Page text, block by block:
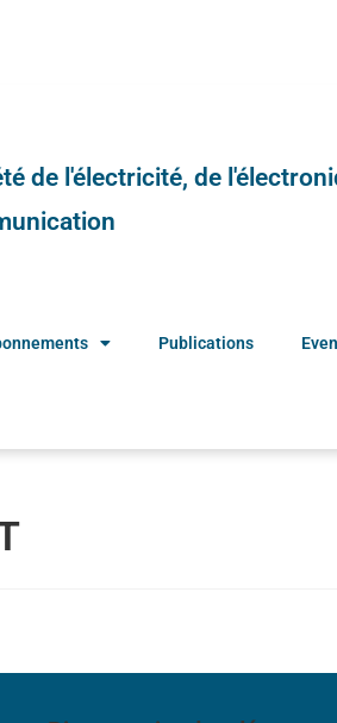
de l'électricité, de
Publications